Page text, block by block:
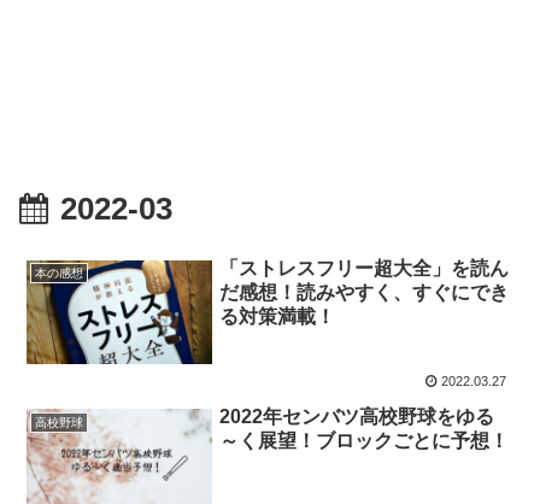
2022-03
本の感想
「ストレスフリー超大全」を読ん
だ感想！読みやすく、すぐにでき
る対策満載！
2022.03.27
高校野球
2022年センバツ高校野球をゆる
～く展望！ブロックごとに予想！